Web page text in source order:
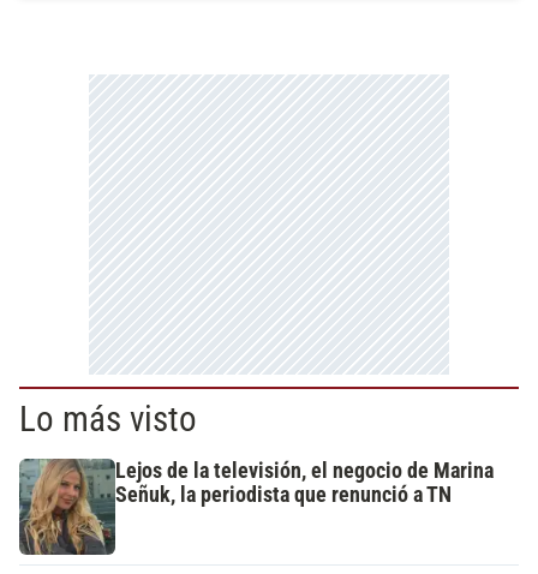
Lo más visto
Lejos de la televisión, el negocio de Marina
Señuk, la periodista que renunció a TN